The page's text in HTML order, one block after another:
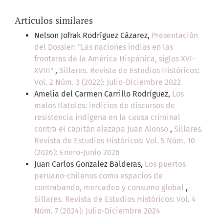
Artículos similares
Nelson Jofrak Rodríguez Cázarez, Presentación
del Dossier: "Las naciones indias en las
fronteras de la América Hispánica, siglos XVI-
XVIII" , Sillares. Revista de Estudios Históricos:
Vol. 2 Núm. 3 (2022): Julio-Diciembre 2022
Amelia del Carmen Carrillo Rodríguez, Los
malos tlatoles: indicios de discursos de
resistencia indígena en la causa criminal
contra el capitán alazapa Juan Alonso , Sillares.
Revista de Estudios Históricos: Vol. 5 Núm. 10
(2026): Enero-Junio 2026
Juan Carlos Gonzalez Balderas, Los puertos
peruano-chilenos como espacios de
contrabando, mercadeo y consumo global ,
Sillares. Revista de Estudios Históricos: Vol. 4
Núm. 7 (2024): Julio-Diciembre 2024